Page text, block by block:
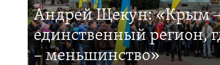
Андрей Щекун: «Крым
единственный регион,
– меньшинство»